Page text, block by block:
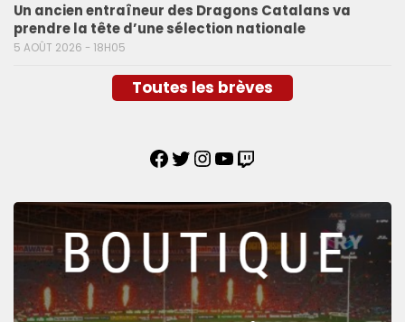
Un ancien entraîneur des Dragons Catalans va
prendre la tête d’une sélection nationale
5 AOÛT 2026 - 18H05
Toutes les brèves